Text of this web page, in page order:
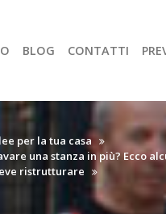
BLOG CONTATTI
per la tua casa
una stanza in più? Ecco
ristrutturare